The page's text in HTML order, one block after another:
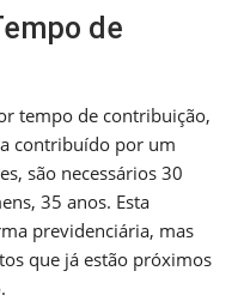
de
tempo de contribuição,
contribuído por um
são necessários 30
35 anos. Esta
previdenciária, mas
que já estão próximos